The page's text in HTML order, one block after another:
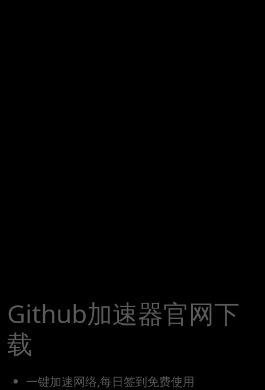
Github加速器官网下
载
一键加速网络,每日签到免费使用